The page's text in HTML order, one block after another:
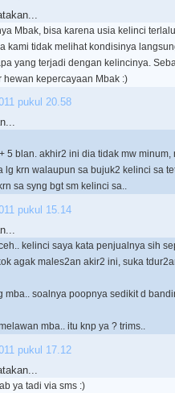
Mbak, bisa karena usia kelinci
kami tidak melihat kondisinya
yang terjadi dengan kelincinya.
hewan kepercayaan Mbak :)
pukul 20.58
5 blan. akhir2 ini dia tidak mw minum,
lg krn walaupun sa bujuk2 kelinci sa
sa syng bgt sm kelinci sa..
pukul 15.14
kelinci saya kata penjualnya sih
agak males2an akir2 ini, suka
mba.. soalnya poopnya sedikit d
mba.. itu knp ya ? trims..
pukul 17.12
ya tadi via sms :)